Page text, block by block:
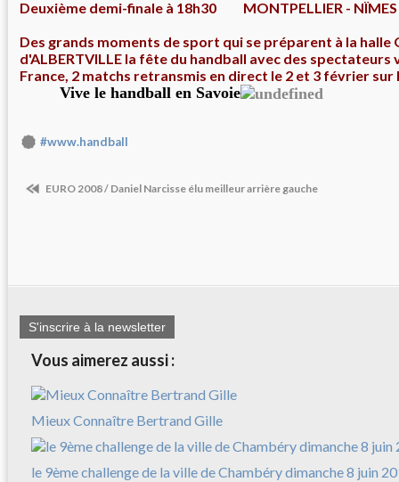
Deuxième demi-finale à 18h30 MONTPELLIER - NÏMES
Des grands moments de sport qui se préparent à la halle
d'ALBERTVILLE la fête du handball avec des spectateurs
France, 2 matchs retransmis en direct le 2 et 3 février
Vive le handball en Savoie
#www.handball
EURO 2008 / Daniel Narcisse élu meilleur arrière gauche
S'inscrire à la newsletter
Vous aimerez aussi :
Mieux Connaître Bertrand Gille
le 9ème challenge de la ville de Chambéry dimanche 8 juin